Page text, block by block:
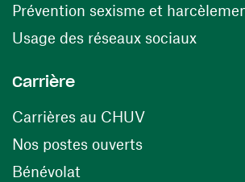
Prévention sexisme et
Usage des réseaux sociaux(ouvre
Carrière
Carrières au CHUV(ouvre une
Nos postes ouverts(ouvre une
Bénévolat